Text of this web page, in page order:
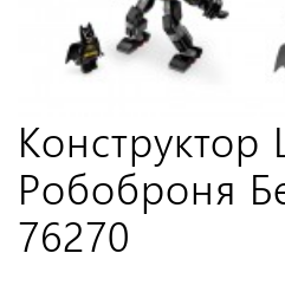
Конструктор
Робоброня
76270